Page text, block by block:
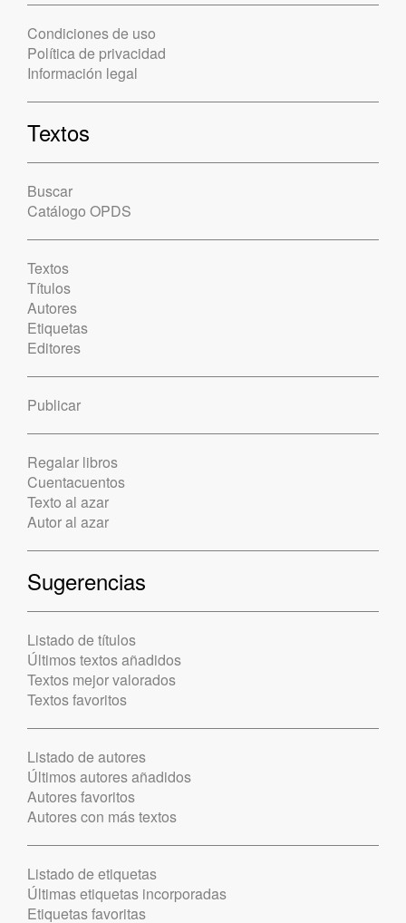
Condiciones de uso
Política de privacidad
Información legal
Textos
Buscar
Catálogo OPDS
Textos
Títulos
Autores
Etiquetas
Editores
Publicar
Regalar libros
Cuentacuentos
Texto al azar
Autor al azar
Sugerencias
Listado de títulos
Últimos textos añadidos
Textos mejor valorados
Textos favoritos
Listado de autores
Últimos autores añadidos
Autores favoritos
Autores con más textos
Listado de etiquetas
Últimas etiquetas incorporadas
Etiquetas favoritas